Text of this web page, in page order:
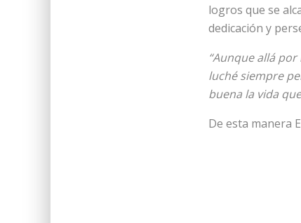
logros que se
dedicación y
“Aunque allá
luché siempre
buena la vida
De esta manera